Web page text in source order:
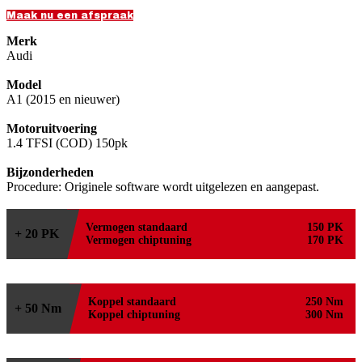
Maak nu een afspraak
Merk
Audi
Model
A1 (2015 en nieuwer)
Motoruitvoering
1.4 TFSI (COD) 150pk
Bijzonderheden
Procedure: Originele software wordt uitgelezen en aangepast.
+ 20 PK Vermogen standaard
150 PK
Vermogen chiptuning
170 PK
+ 50 Nm Koppel standaard
250 Nm
Koppel chiptuning
300 Nm